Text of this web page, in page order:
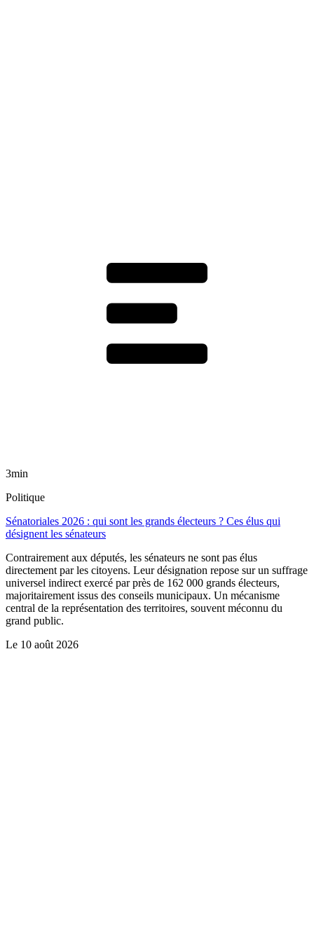
3min
Politique
Sénatoriales 2026 : qui sont les grands électeurs ? Ces élus qui
désignent les sénateurs
Contrairement aux députés, les sénateurs ne sont pas élus
directement par les citoyens. Leur désignation repose sur un suffrage
universel indirect exercé par près de 162 000 grands électeurs,
majoritairement issus des conseils municipaux. Un mécanisme
central de la représentation des territoires, souvent méconnu du
grand public.
Le 10 août 2026